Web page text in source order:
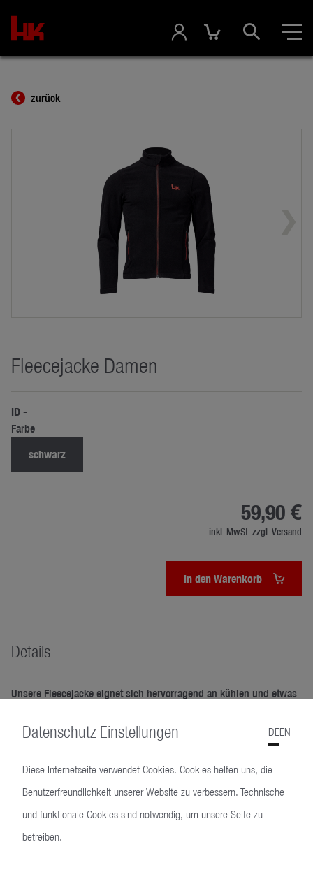
zurück
Fleecejacke Damen
ID -
Farbe
schwarz
59,90 €
inkl. MwSt. zzgl. Versand
In den Warenkorb
Details
Unsere Fleecejacke eignet sich hervorragend an kühlen und etwas
angenehm an und bietet einen hohen Tragekomfort, die beiden
verschließbaren Taschen bieten genügend Stauraum für Handy und
Geldbeutel. Der Saumabschluss kann präzise verstellt werden um
warmen Hals- und Nackenbereich.
Datenschutz Einstellungen DEEN
Diese Internetseite verwendet Cookies. Cookies helfen uns, die
Benutzerfreundlichkeit unserer Website zu verbessern. Technische
und funktionale Cookies sind notwendig, um unsere Seite zu
betreiben.